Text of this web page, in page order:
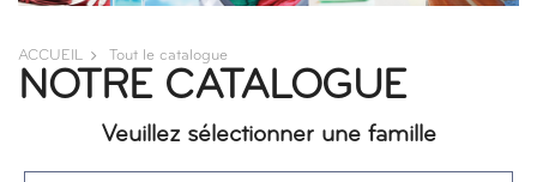
ACCUEIL Tout le catalogue
NOTRE CATALOGUE
Veuillez sélectionner une famille